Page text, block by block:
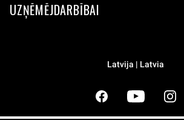
UZŅĒMĒJDARBĪBAI
Latvija | Latvia